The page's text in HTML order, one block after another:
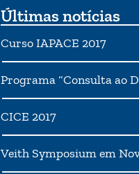
Últimas notícias
Curso IAPACE 2017
Programa “Consulta ao
CICE 2017
Veith Symposium em